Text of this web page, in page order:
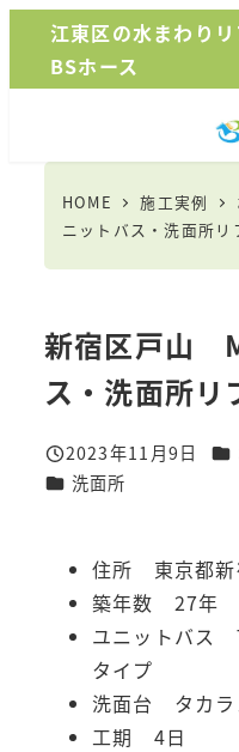
ン
江東区の水まわり
BSホース
HOME 施工実例
ニットバス・洗面所リ
新宿区戸山
ス・洗面所リ
投稿日
2023年11月9日 カ
カテゴリー
洗面所
住所 東京都新
築年数 27年
ユニットバス
タイプ
洗面台 タカラ
工期 4日